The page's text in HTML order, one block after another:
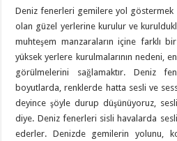
Deniz fenerleri gemilere yol göstermek
olan güzel yerlerine kurulur ve
muhteşem manzaraların içine farklı
yüksek yerlere kurulmalarının nedeni,
görülmelerini sağlamaktır. Deniz
boyutlarda, renklerde hatta sesli ve
deyince şöyle durup düşünüyoruz,
diye. Deniz fenerleri sisli havalarda
ederler. Denizde gemilerin yolunu,